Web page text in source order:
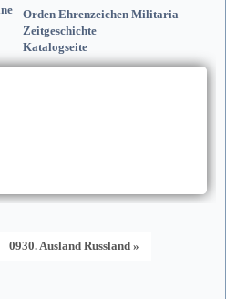
Orden Ehrenzeichen Militaria
Zeitgeschichte
Katalogseite
0930. Ausland Russland »